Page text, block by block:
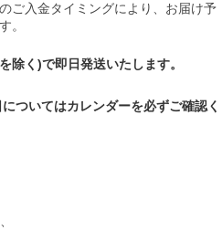
ご入金タイミングにより、お届け予
。
除く)で即日発送いたします。
ついてはカレンダーを必ずご確認く